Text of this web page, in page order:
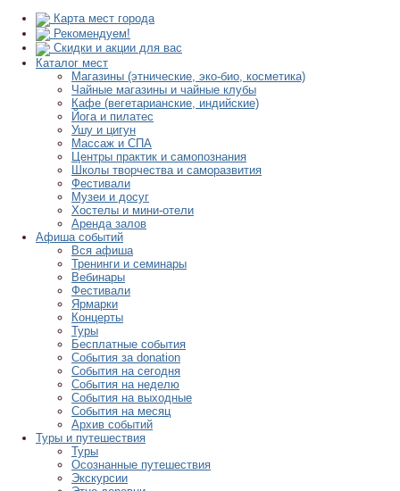
Карта мест города
Рекомендуем!
Скидки и акции для вас
Каталог мест
Магазины (этнические, эко-био, косметика)
Чайные магазины и чайные клубы
Кафе (вегетарианские, индийские)
Йога и пилатес
Ушу и цигун
Массаж и СПА
Центры практик и самопознания
Школы творчества и саморазвития
Фестивали
Музеи и досуг
Хостелы и мини-отели
Аренда залов
Афиша событий
Вся афиша
Тренинги и семинары
Вебинары
Фестивали
Ярмарки
Концерты
Туры
Бесплатные события
События за donation
События на сегодня
События на неделю
События на выходные
События на месяц
Архив событий
Туры и путешествия
Туры
Осознанные путешествия
Экскурсии